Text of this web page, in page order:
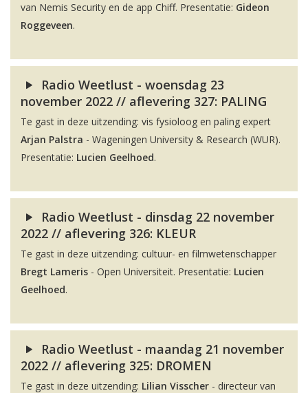
van Nemis Security en de app Chiff. Presentatie: Gideon
Roggeveen.
Radio Weetlust - woensdag 23
november 2022 // aflevering 327: PALING
Te gast in deze uitzending: vis fysioloog en paling expert
Arjan Palstra - Wageningen University & Research (WUR).
Presentatie: Lucien Geelhoed.
Radio Weetlust - dinsdag 22 november
2022 // aflevering 326: KLEUR
Te gast in deze uitzending: cultuur- en filmwetenschapper
Bregt Lameris - Open Universiteit. Presentatie: Lucien
Geelhoed.
Radio Weetlust - maandag 21 november
2022 // aflevering 325: DROMEN
Te gast in deze uitzending: Lilian Visscher - directeur van